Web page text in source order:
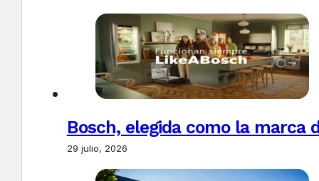
Bosch, elegida como la marca
29 julio, 2026